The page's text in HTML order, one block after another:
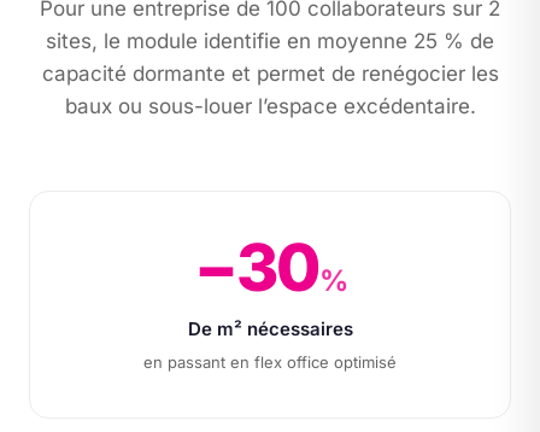
Pour une entreprise de 100 collaborateurs sur 2
sites, le module identifie en moyenne 25 % de
capacité dormante et permet de renégocier les
baux ou sous-louer l’espace excédentaire.
−30%
De m² nécessaires
en passant en flex office optimisé